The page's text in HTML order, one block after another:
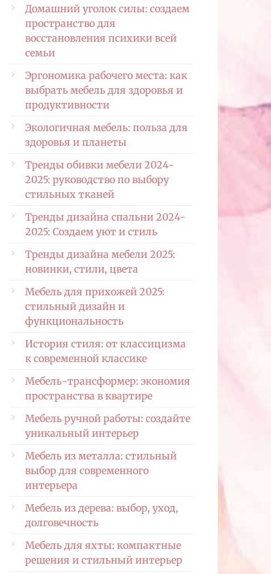
Домашний уголок силы: создаем
пространство для
восстановления психики всей
семьи
Эргономика рабочего места: как
выбрать мебель для здоровья и
продуктивности
Экологичная мебель: польза для
здоровья и планеты
Тренды обивки мебели 2024-
2025: руководство по выбору
стильных тканей
Тренды дизайна спальни 2024-
2025: Создаем уют и стиль
Тренды дизайна мебели 2025:
новинки, стили, цвета
Мебель для прихожей 2025:
стильный дизайн и
функциональность
История стиля: от классицизма
к современной классике
Мебель-трансформер: экономия
пространства в квартире
Мебель ручной работы: создайте
уникальный интерьер
Мебель из металла: стильный
выбор для современного
интерьера
Мебель из дерева: выбор, уход,
долговечность
Мебель для яхты: компактные
решения и стильный интерьер